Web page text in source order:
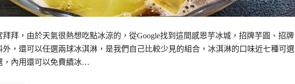
拜，由於天氣很熱想吃點冰涼的，從Google找到這間感恩芋冰城，招牌芋圓、招牌
外，還可以任選兩球冰淇淋，是我們自己比較少見的組合，冰淇淋的口味近七種可選
，內用還可以免費續冰…